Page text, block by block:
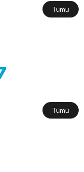
Tümü
Tümü